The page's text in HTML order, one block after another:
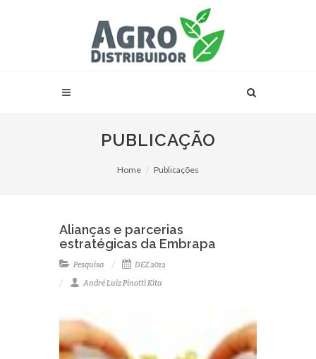
PUBLICAÇÃO
Home Publicações
Alianças e parcerias
estratégicas da Embrapa
Pesquisa
DEZ 2012
André Luiz Pinotti Kita